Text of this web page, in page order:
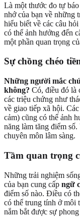
Là một thước đo tự
nhớ của bạn về những
hiểu biết về các câu
có thể ảnh hưởng đến
một phần quan trọng
Sự chồng chéo
Những người mắc
không? Có, điều đó là
các triệu chứng như
về giao tiếp xã hội.
cảm) cũng có thể ảnh
năng làm tăng điểm
chuyên môn lâm sàng.
Tầm quan trọng
Những trải nghiệm
của bạn cung cấp ngữ
điểm số nào. Điều có
có thể trung tính ở môi
nắm bắt được sự